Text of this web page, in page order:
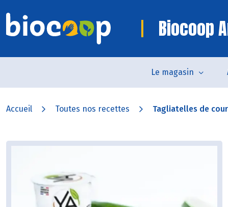
Biocoop
Le magasin
Accueil Toutes nos recettes Tagliatelles de